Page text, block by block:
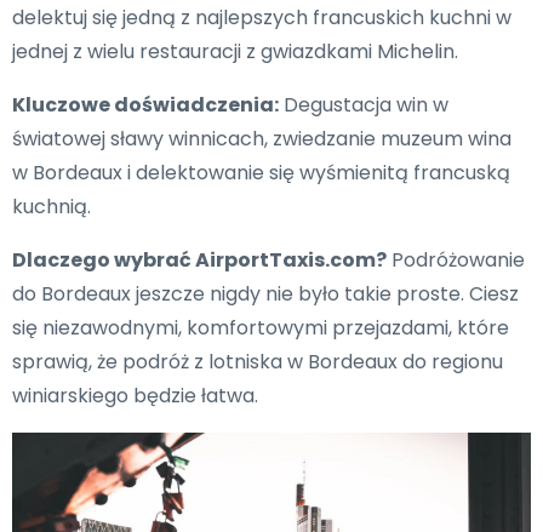
delektuj się jedną z najlepszych francuskich kuchni w
jednej z wielu restauracji z gwiazdkami Michelin.
Kluczowe doświadczenia: Degustacja win w
światowej sławy winnicach, zwiedzanie muzeum wina
w Bordeaux i delektowanie się wyśmienitą francuską
kuchnią.
Dlaczego wybrać AirportTaxis.com? Podróżowanie
do Bordeaux jeszcze nigdy nie było takie proste. Ciesz
się niezawodnymi, komfortowymi przejazdami, które
sprawią, że podróż z lotniska w Bordeaux do regionu
winiarskiego będzie łatwa.